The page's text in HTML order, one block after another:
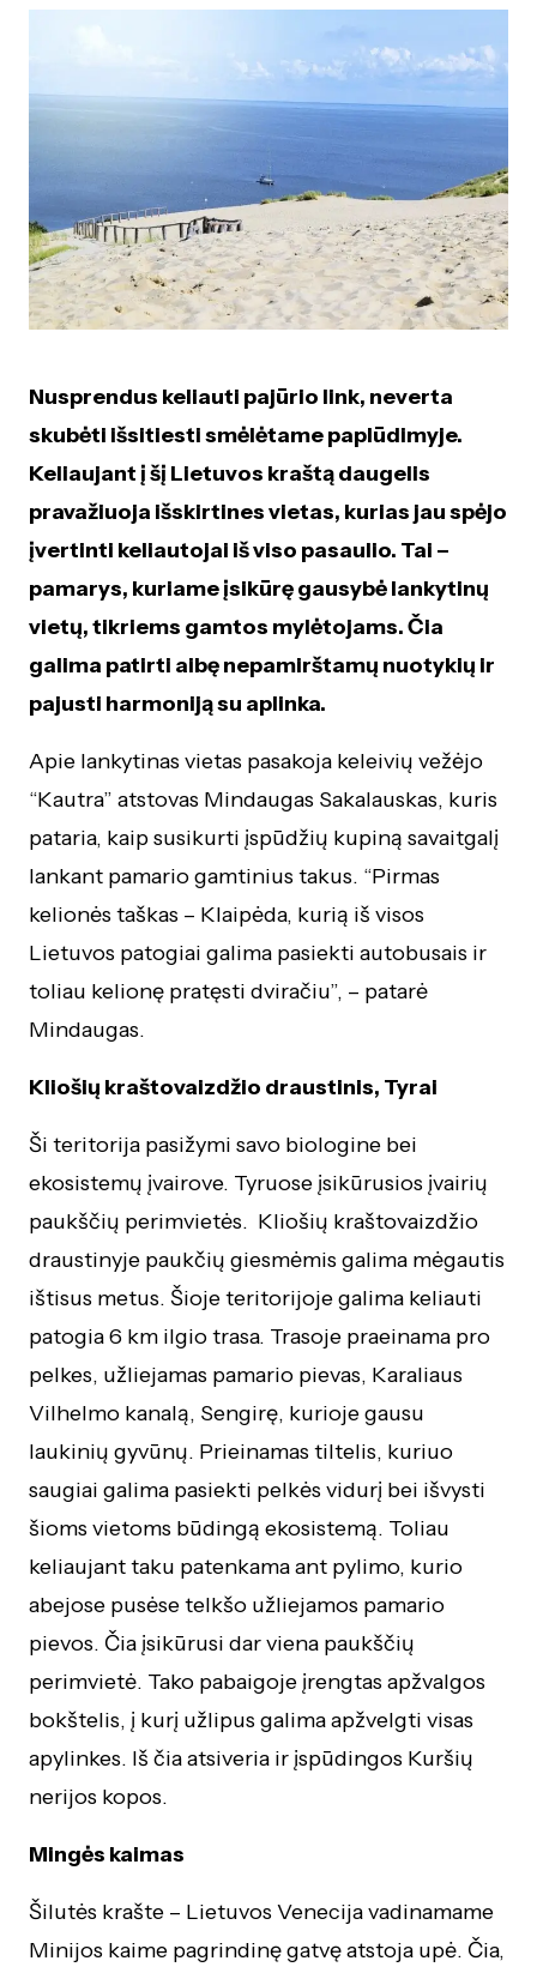
Nusprendus keliauti pajūrio link, neverta
skubėti išsitiesti smėlėtame paplūdimyje.
Keliaujant į šį Lietuvos kraštą daugelis
pravažiuoja išskirtines vietas, kurias jau spėjo
įvertinti keliautojai iš viso pasaulio. Tai –
pamarys, kuriame įsikūrę gausybė lankytinų
vietų, tikriems gamtos mylėtojams. Čia
galima patirti aibę nepamirštamų nuotykių ir
pajusti harmoniją su aplinka.
Apie lankytinas vietas pasakoja keleivių vežėjo
“Kautra” atstovas Mindaugas Sakalauskas, kuris
pataria, kaip susikurti įspūdžių kupiną savaitgalį
lankant pamario gamtinius takus. “Pirmas
kelionės taškas – Klaipėda, kurią iš visos
Lietuvos patogiai galima pasiekti autobusais ir
toliau kelionę pratęsti dviračiu”, – patarė
Mindaugas.
Kliošių kraštovaizdžio draustinis, Tyrai
Ši teritorija pasižymi savo biologine bei
ekosistemų įvairove. Tyruose įsikūrusios įvairių
paukščių perimvietės. Kliošių kraštovaizdžio
draustinyje paukčių giesmėmis galima mėgautis
ištisus metus. Šioje teritorijoje galima keliauti
patogia 6 km ilgio trasa. Trasoje praeinama pro
pelkes, užliejamas pamario pievas, Karaliaus
Vilhelmo kanalą, Sengirę, kurioje gausu
laukinių gyvūnų. Prieinamas tiltelis, kuriuo
saugiai galima pasiekti pelkės vidurį bei išvysti
šioms vietoms būdingą ekosistemą. Toliau
keliaujant taku patenkama ant pylimo, kurio
abejose pusėse telkšo užliejamos pamario
pievos. Čia įsikūrusi dar viena paukščių
perimvietė. Tako pabaigoje įrengtas apžvalgos
bokštelis, į kurį užlipus galima apžvelgti visas
apylinkes. Iš čia atsiveria ir įspūdingos Kuršių
nerijos kopos.
Mingės kaimas
Šilutės krašte – Lietuvos Venecija vadinamame
Minijos kaime pagrindinę gatvę atstoja upė. Čia,